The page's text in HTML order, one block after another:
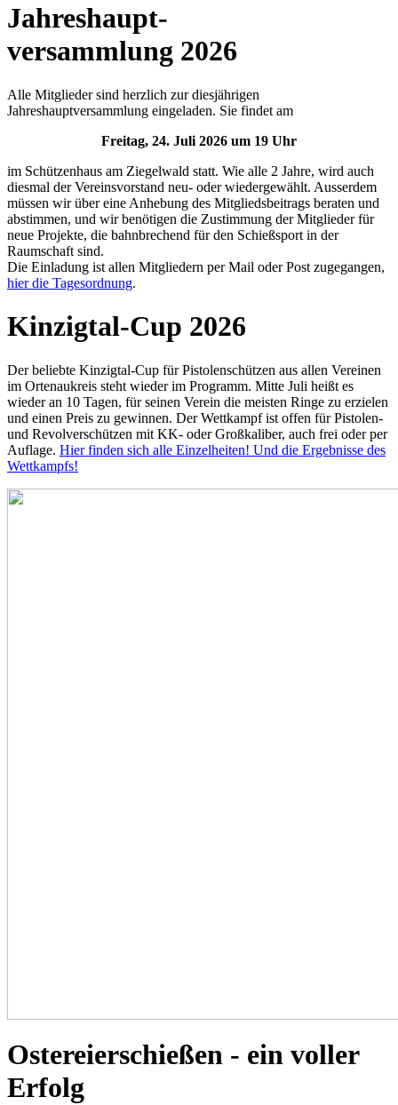
Jahreshaupt-
versammlung 2026
Alle Mitglieder sind herzlich zur diesjährigen
Jahreshauptversammlung eingeladen. Sie findet am
Freitag, 24. Juli 2026 um 19 Uhr
im Schützenhaus am Ziegelwald statt. Wie alle 2 Jahre, wird auch
diesmal der Vereinsvorstand neu- oder wiedergewählt. Ausserdem
müssen wir über eine Anhebung des Mitgliedsbeitrags beraten und
abstimmen, und wir benötigen die Zustimmung der Mitglieder für
neue Projekte, die bahnbrechend für den Schießsport in der
Raumschaft sind.
Die Einladung ist allen Mitgliedern per Mail oder Post zugegangen,
hier die Tagesordnung.
Kinzigtal-Cup 2026
Der beliebte Kinzigtal-Cup für Pistolenschützen aus allen Vereinen
im Ortenaukreis steht wieder im Programm. Mitte Juli heißt es
wieder an 10 Tagen, für seinen Verein die meisten Ringe zu erzielen
und einen Preis zu gewinnen. Der Wettkampf ist offen für Pistolen-
und Revolverschützen mit KK- oder Großkaliber, auch frei oder per
Auflage. Hier finden sich alle Einzelheiten! Und die Ergebnisse des
Wettkampfs!
Ostereierschießen - ein voller
Erfolg